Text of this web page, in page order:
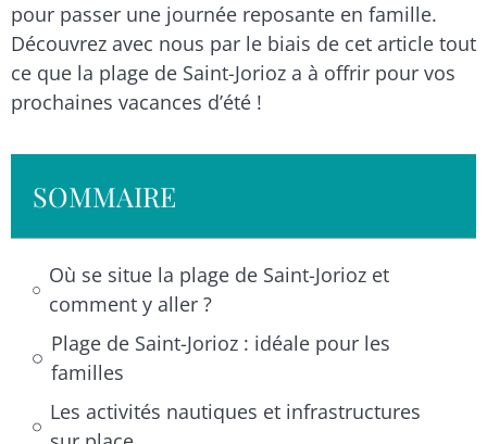
pour passer une journée reposante en famille.
Découvrez avec nous par le biais de cet article tout
ce que la plage de Saint-Jorioz a à offrir pour vos
prochaines vacances d’été !
SOMMAIRE
Où se situe la plage de Saint-Jorioz et
comment y aller ?
Plage de Saint-Jorioz : idéale pour les
familles
Les activités nautiques et infrastructures